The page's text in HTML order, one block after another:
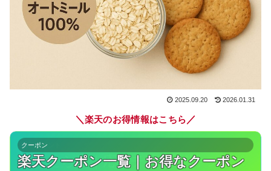
2025.09.20 2026.01.31
＼ 楽天のお得情報はこちら ／
クーポン
楽天クーポン一覧｜お得なクーポン